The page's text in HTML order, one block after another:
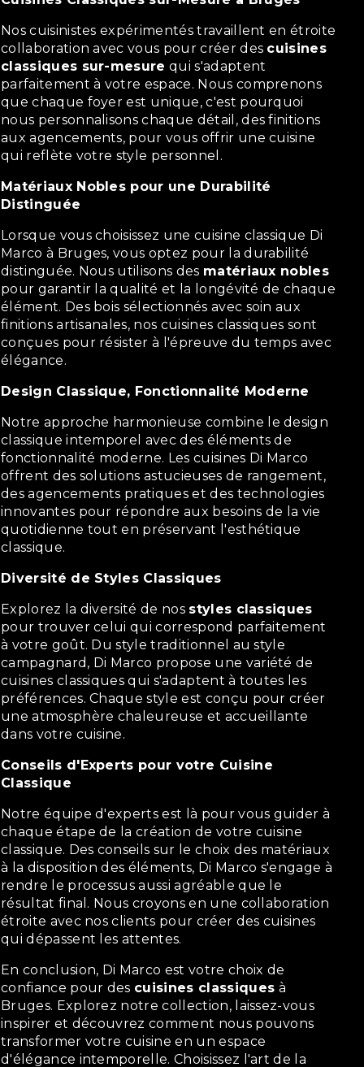
Nos cuisinistes expérimentés travaillent en étroite
collaboration avec vous pour créer des cuisines
classiques sur-mesure qui s'adaptent
parfaitement à votre espace. Nous comprenons
que chaque foyer est unique, c'est pourquoi
nous personnalisons chaque détail, des finitions
aux agencements, pour vous offrir une cuisine
qui reflète votre style personnel.
Matériaux Nobles pour une Durabilité
Distinguée
Lorsque vous choisissez une cuisine classique Di
Marco à Bruges, vous optez pour la durabilité
distinguée. Nous utilisons des matériaux nobles
pour garantir la qualité et la longévité de chaque
élément. Des bois sélectionnés avec soin aux
finitions artisanales, nos cuisines classiques sont
conçues pour résister à l'épreuve du temps avec
élégance.
Design Classique, Fonctionnalité Moderne
Notre approche harmonieuse combine le design
classique intemporel avec des éléments de
fonctionnalité moderne. Les cuisines Di Marco
offrent des solutions astucieuses de rangement,
des agencements pratiques et des technologies
innovantes pour répondre aux besoins de la vie
quotidienne tout en préservant l'esthétique
classique.
Diversité de Styles Classiques
Explorez la diversité de nos styles classiques
pour trouver celui qui correspond parfaitement
à votre goût. Du style traditionnel au style
campagnard, Di Marco propose une variété de
cuisines classiques qui s'adaptent à toutes les
préférences. Chaque style est conçu pour créer
une atmosphère chaleureuse et accueillante
dans votre cuisine.
Conseils d'Experts pour votre Cuisine
Classique
Notre équipe d'experts est là pour vous guider à
chaque étape de la création de votre cuisine
classique. Des conseils sur le choix des matériaux
à la disposition des éléments, Di Marco s'engage à
rendre le processus aussi agréable que le
résultat final. Nous croyons en une collaboration
étroite avec nos clients pour créer des cuisines
qui dépassent les attentes.
En conclusion, Di Marco est votre choix de
confiance pour des cuisines classiques à
Bruges. Explorez notre collection, laissez-vous
inspirer et découvrez comment nous pouvons
transformer votre cuisine en un espace
d'élégance intemporelle. Choisissez l'art de la